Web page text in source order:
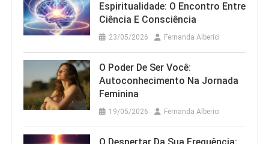
Espiritualidade: O Encontro Entre
Ciência E Consciência
23/05/2026 Fernanda Alberici
O Poder De Ser Você:
Autoconhecimento Na Jornada
Feminina
19/05/2026 Fernanda Alberici